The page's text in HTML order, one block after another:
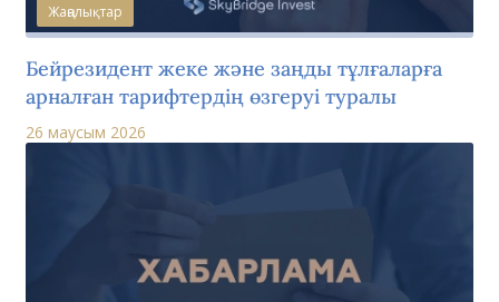
Жаңалықтар
Бейрезидент жеке және заңды тұлғаларға
арналған тарифтердің өзгеруі туралы
26 маусым 2026